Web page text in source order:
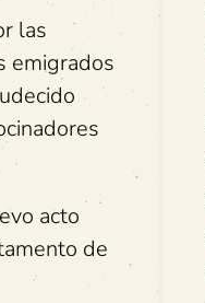
las
emigrados
acto
de